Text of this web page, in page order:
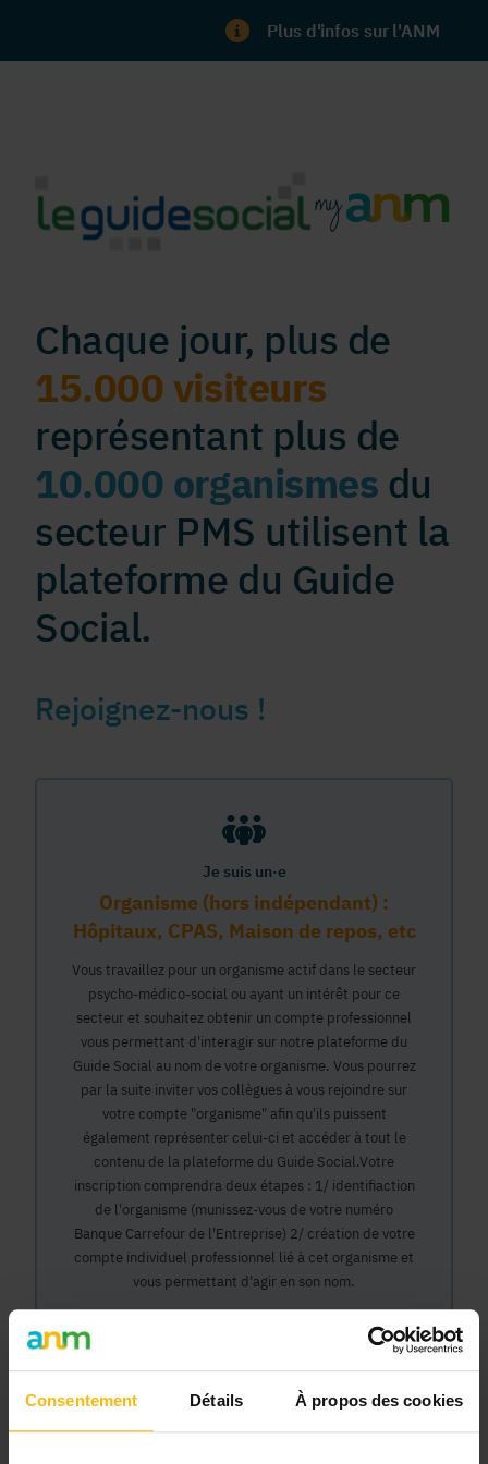
Consentement Détails À propos des cookies
Plus d'infos sur l'ANM
Chaque jour, plus de
15.000 visiteurs
représentant plus de
10.000 organismes du
secteur PMS utilisent la
plateforme du Guide
Social.
Rejoignez-nous !
Je suis un·e
Organisme (hors indépendant) :
Hôpitaux, CPAS, Maison de repos, etc
Vous travaillez pour un organisme actif dans le secteur
psycho-médico-social ou ayant un intérêt pour ce
secteur et souhaitez obtenir un compte professionnel
vous permettant d'interagir sur notre plateforme du
Guide Social au nom de votre organisme. Vous pourrez
par la suite inviter vos collègues à vous rejoindre sur
votre compte "organisme" afin qu'ils puissent
également représenter celui-ci et accéder à tout le
contenu de la plateforme du Guide Social.Votre
inscription comprendra deux étapes : 1/ identifiaction
de l'organisme (munissez-vous de votre numéro
Banque Carrefour de l'Entreprise) 2/ création de votre
compte individuel professionnel lié à cet organisme et
vous permettant d'agir en son nom.